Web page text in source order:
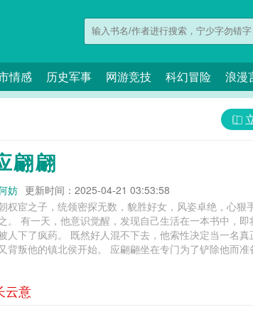
情感 历史军事 网游竞技 科幻冒险 浪漫
翩翩
妨 更新时间：2025-04-21 03:53:58
子，统领密探无数，貌胜好女，风姿卓绝，心狠手辣，声名狼藉。 他是皇上手中最利的一
家破人亡等剧情，眼前
真正的混不吝，痛痛快快地活一回！ “作恶”的第一步，就从报复那个与
门为了铲除他而准备的鸿门宴中，面前摆着毒酒，香里焚着迷药，两边都是埋伏妥当的
云意